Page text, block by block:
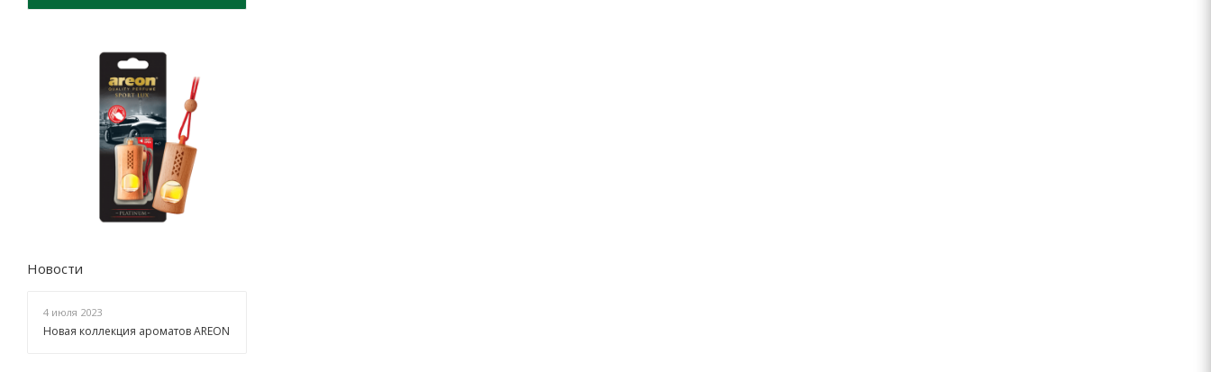
Новости
4 июля 2023
Новая коллекция ароматов AREON